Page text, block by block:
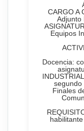
CARGO A
Adjunto
Equipos
Docencia:
segundo
Finales